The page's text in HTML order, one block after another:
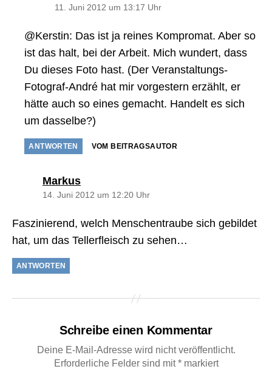
11. Juni 2012 um 13:17 Uhr
@Kerstin: Das ist ja reines Kompromat. Aber so
ist das halt, bei der Arbeit. Mich wundert, dass
Du dieses Foto hast. (Der Veranstaltungs-
Fotograf-André hat mir vorgestern erzählt, er
hätte auch so eines gemacht. Handelt es sich
um dasselbe?)
ANTWORTEN VOM BEITRAGSAUTOR
Markussagt:
14. Juni 2012 um 12:20 Uhr
Faszinierend, welch Menschentraube sich gebildet
hat, um das Tellerfleisch zu sehen…
ANTWORTEN
Schreibe einen Kommentar
Deine E-Mail-Adresse wird nicht veröffentlicht.
Erforderliche Felder sind mit*markiert